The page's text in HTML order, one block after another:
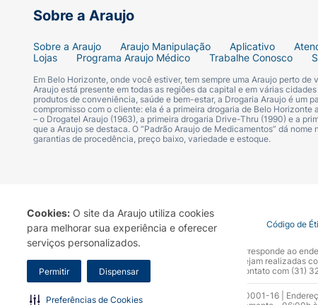
Cookies: O site da Araujo utiliza cookies
para melhorar sua experiência e oferecer
serviços personalizados.
Permitir Dispensar
Preferências de Cookies
Sobre a Araujo
Sobre a Araujo Araujo Manipulação Aplicativo
Lojas
Programa Araujo Médico Trabalhe Conosco
Em Belo Horizonte, onde você estiver, tem sempre uma Araujo perto
Araujo está presente em todas as regiões da capital e em várias
produtos de conveniência, saúde e bem-estar, a Drogaria Araujo é um
compromisso com o cliente: ela é a primeira drogaria de Belo
– o Drogatel Araujo (1963), a primeira drogaria Drive-Thru (1990) e a
que a Araujo se destaca. O “Padrão Araujo de Medicamentos” dá
garantias de procedência, preço baixo, variedade e estoque.
Termo de Uso Portal da Privacidade Covid-19 Código de
A Drogaria Araujo S/A informa que o seu site oficial corresponde ao
marca. Para sua segurança recomendamos que não sejam realizadas
Araujo S.A. Em caso de dúvidas, gentileza entrar em contato com (31)
Razão Social: Drogaria Araujo S.A | CNPJ: 17.256.512.0001-16 |